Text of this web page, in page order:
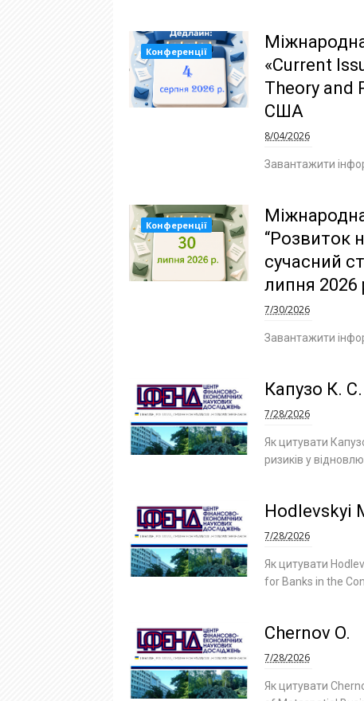
Конференції
«Current
Theory and
США
8/04/2026
Завантажити
Конференції
“Розвиток
сучасний
липня 2026
7/30/2026
Завантажити
Капузо К. С.
7/28/2026
Як цитувати
ризиків у
Hodlevskyi
7/28/2026
Як цитувати
for Banks in the
Chernov O.
7/28/2026
Як цитувати